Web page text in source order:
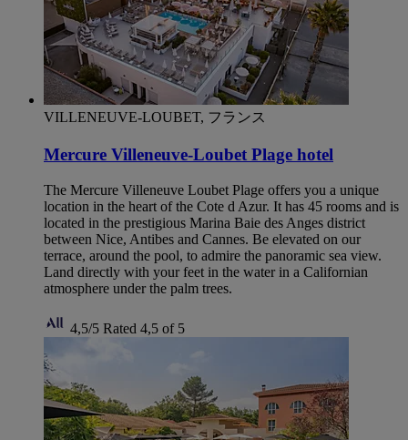
VILLENEUVE-LOUBET, フランス
Mercure Villeneuve-Loubet Plage hotel
The Mercure Villeneuve Loubet Plage offers you a unique
location in the heart of the Cote d Azur. It has 45 rooms and is
located in the prestigious Marina Baie des Anges district
between Nice, Antibes and Cannes. Be elevated on our
terrace, around the pool, to admire the panoramic sea view.
Land directly with your feet in the water in a Californian
atmosphere under the palm trees.
4,5/5 Rated 4,5 of 5